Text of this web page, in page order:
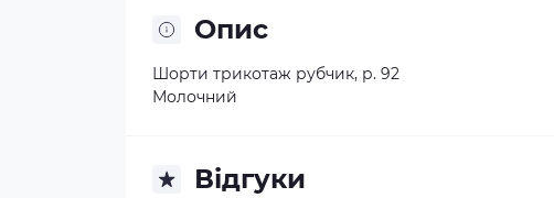
Опис
Шорти трикотаж рубчик, р. 92
Молочний
Відгуки